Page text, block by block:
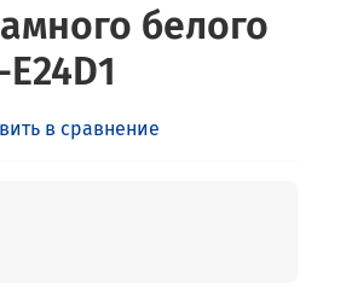
белого
в сравнение